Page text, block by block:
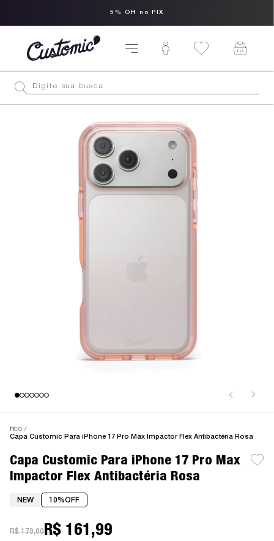
5% Off no PIX
Início
Capa Customic Para iPhone 17 Pro Max Impactor Flex Antibactéria Rosa
Capa Customic Para iPhone 17 Pro Max
Impactor Flex Antibactéria Rosa
NEW 10%OFF
R$ 179,00R$ 161,99